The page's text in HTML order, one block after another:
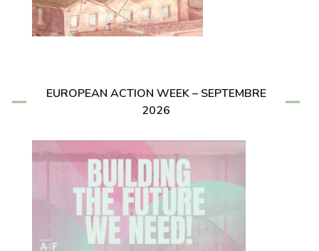
EUROPEAN ACTION WEEK – SEPTEMBRE
2026